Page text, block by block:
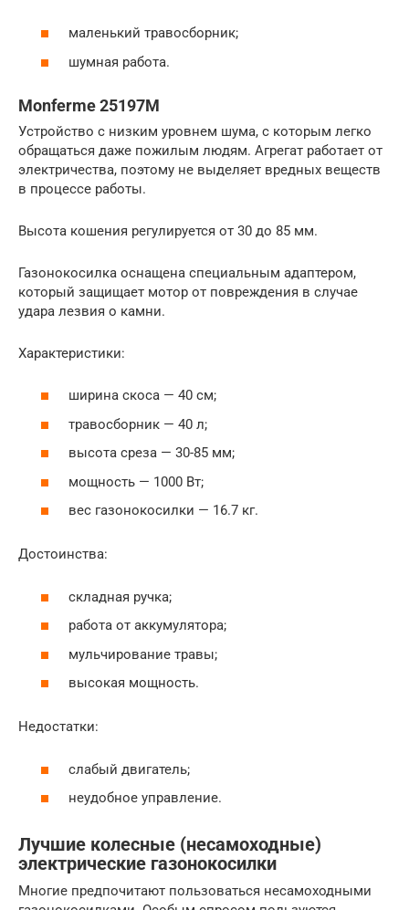
маленький травосборник;
шумная работа.
Monferme 25197M
Устройство с низким уровнем шума, с которым легко
обращаться даже пожилым людям. Агрегат работает от
электричества, поэтому не выделяет вредных веществ
в процессе работы.
Высота кошения регулируется от 30 до 85 мм.
Газонокосилка оснащена специальным адаптером,
который защищает мотор от повреждения в случае
удара лезвия о камни.
Характеристики:
ширина скоса — 40 см;
травосборник — 40 л;
высота среза — 30-85 мм;
мощность — 1000 Вт;
вес газонокосилки — 16.7 кг.
Достоинства:
складная ручка;
работа от аккумулятора;
мульчирование травы;
высокая мощность.
Недостатки:
слабый двигатель;
неудобное управление.
Лучшие колесные (несамоходные)
электрические газонокосилки
Многие предпочитают пользоваться несамоходными